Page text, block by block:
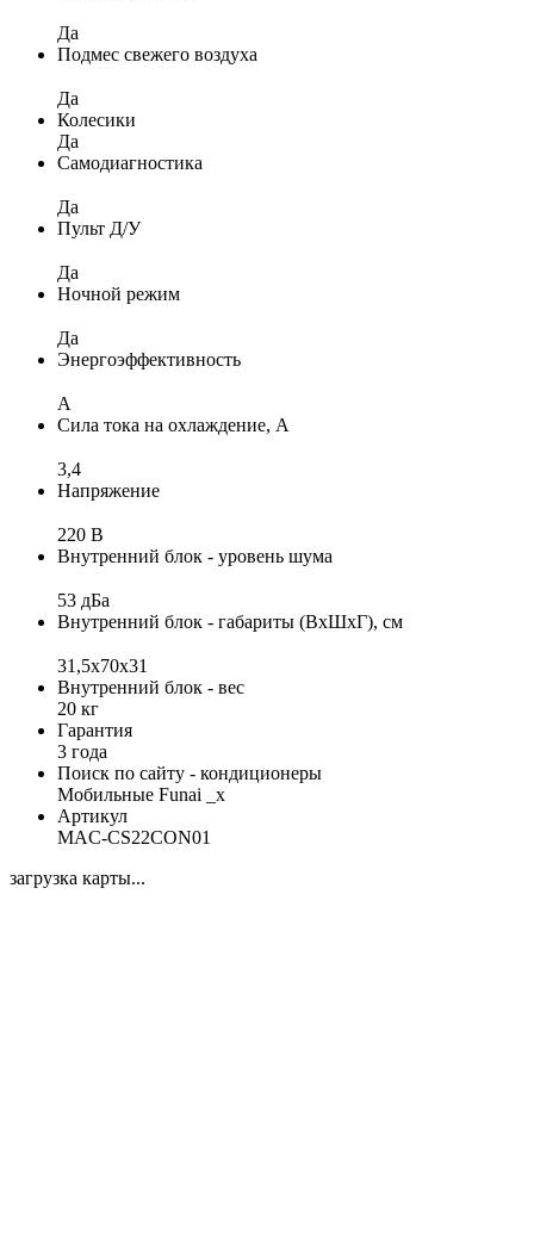
Да
Подмес свежего воздуха
Да
Колесики
Да
Самодиагностика
Да
Пульт Д/У
Да
Ночной режим
Да
Энергоэффективность
A
Сила тока на охлаждение, А
3,4
Напряжение
220 В
Внутренний блок - уровень шума
53 дБа
Внутренний блок - габариты (ВхШхГ), см
31,5x70x31
Внутренний блок - вес
20 кг
Гарантия
3 года
Поиск по сайту - кондиционеры
Мобильные Funai _x
Артикул
MAC-CS22CON01
загрузка карты...